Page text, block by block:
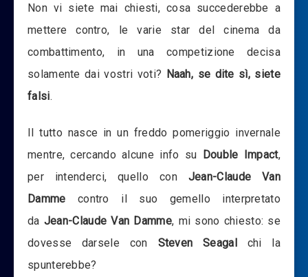
Non vi siete mai chiesti, cosa succederebbe a
mettere contro, le varie star del cinema da
combattimento, in una competizione decisa
solamente dai vostri voti? Naah, se dite sì, siete
falsi.
Il tutto nasce in un freddo pomeriggio invernale
mentre, cercando alcune info su
Double Impact,
per intenderci, quello con Jean-Claude Van
Damme contro il suo gemello interpretato
da Jean-Claude Van Damme, mi sono chiesto: se
dovesse darsele con Steven Seagalchi la
spunterebbe?